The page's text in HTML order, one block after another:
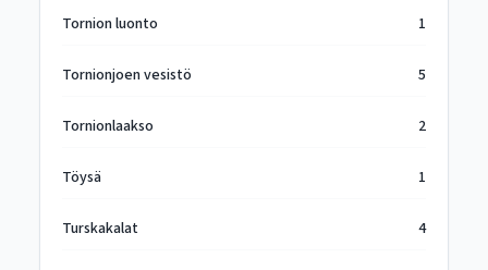
Tornion luonto 1
Tornionjoen vesistö 5
Tornionlaakso 2
Töysä 1
Turskakalat 4